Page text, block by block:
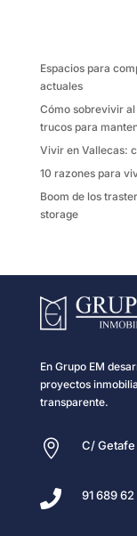
k
Espacios para
actuales
Cómo sobrevivir
trucos para
Vivir en Vallecas:
10 razones para
Boom de los
storage
En Grupo EM
proyectos
transparente.
 C/
 91 689